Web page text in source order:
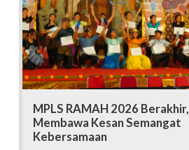
MPLS RAMAH 2026 Berakhir,
Membawa Kesan Semangat
Kebersamaan